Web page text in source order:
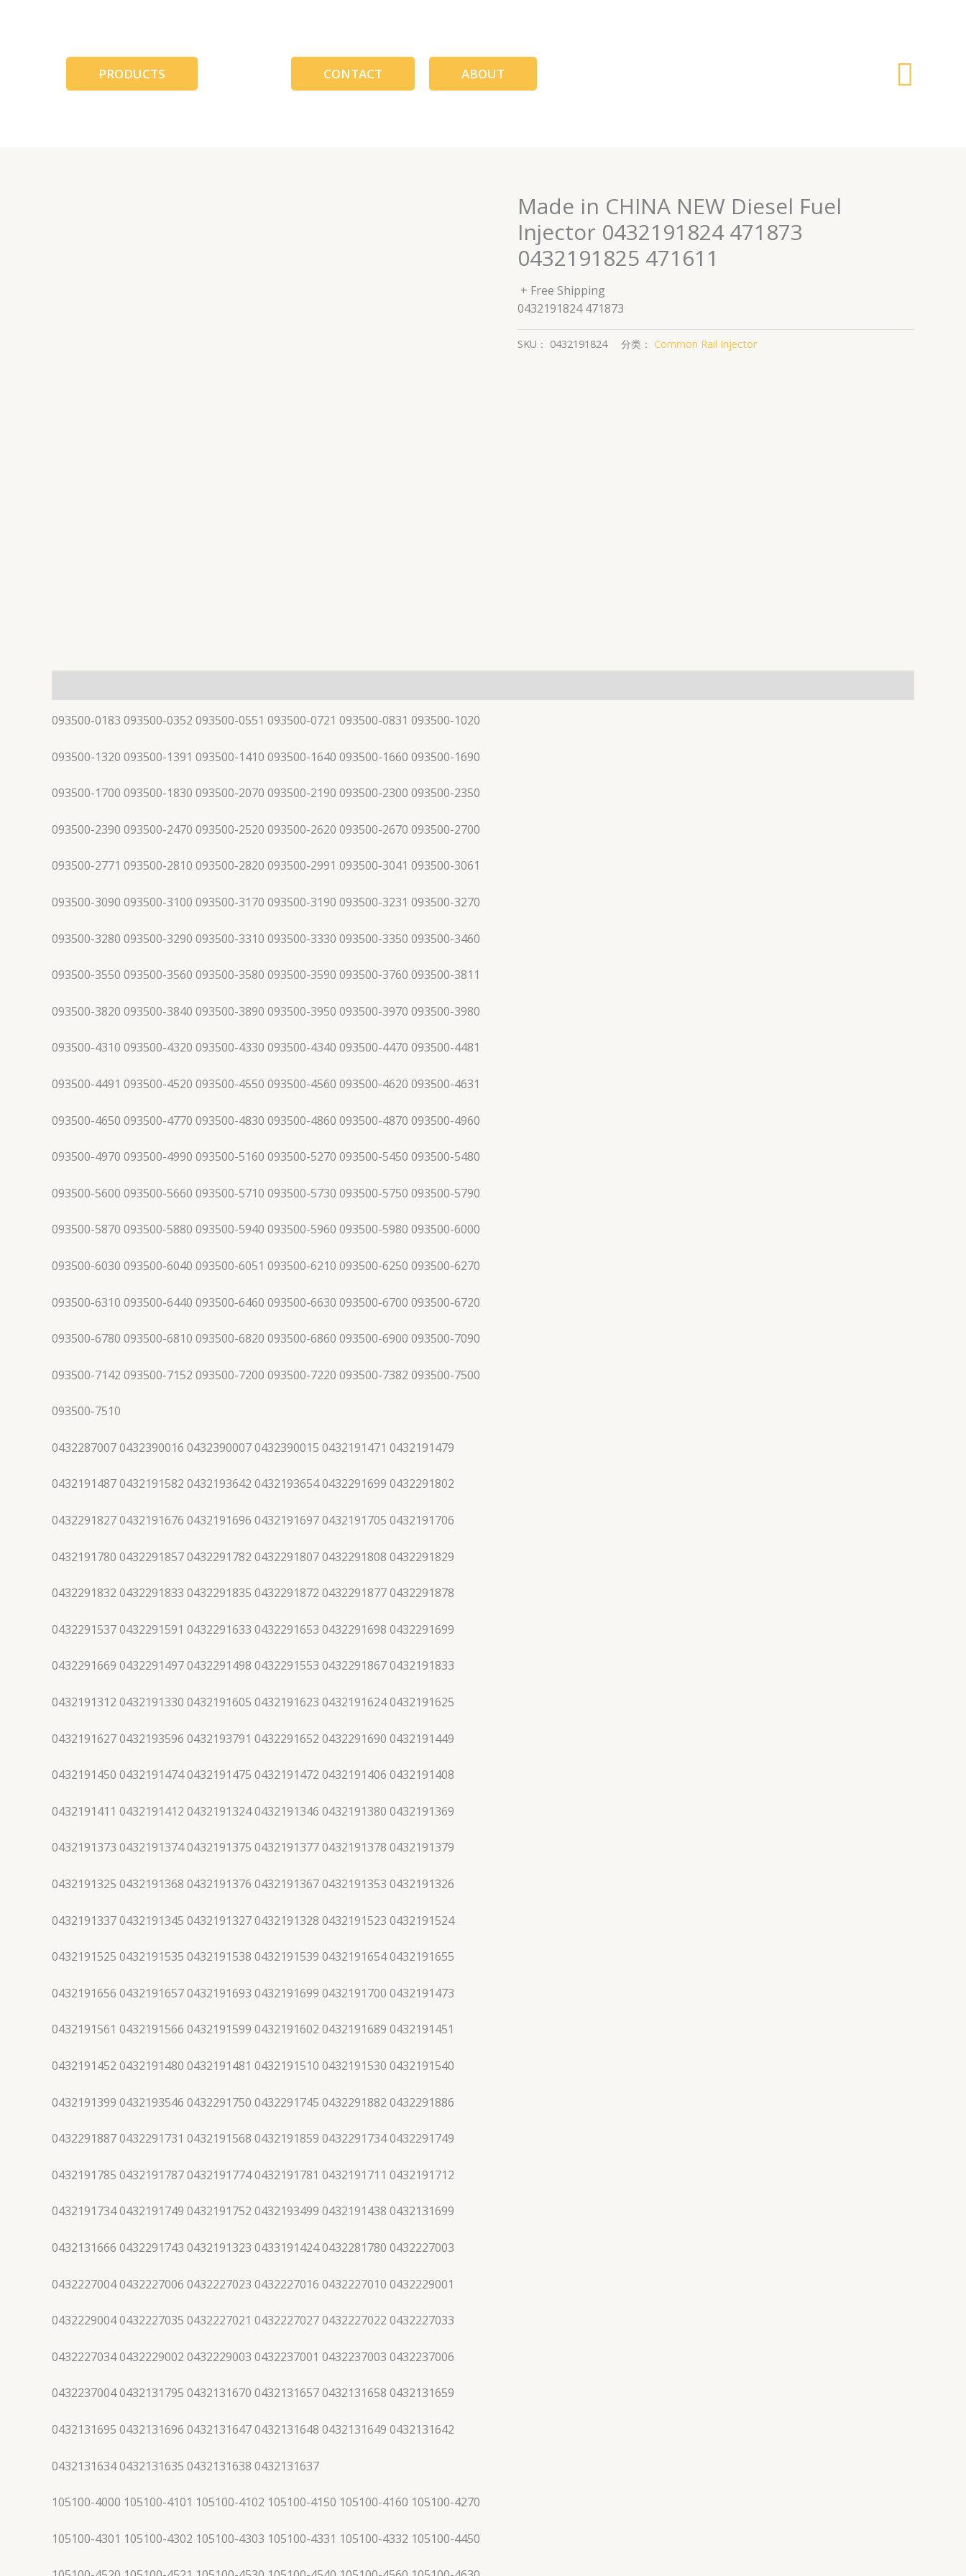
PRODUCTS CONTACT ABOUT
搜
Made in CHINA NEW Diesel Fuel
Injector 0432191824 471873
0432191825 471611
+ Free Shipping
0432191824 471873
SKU： 0432191824 分类： Common Rail Injector
093500-0183 093500-0352 093500-0551 093500-0721 093500-0831 093500-1020
093500-1320 093500-1391 093500-1410 093500-1640 093500-1660 093500-1690
093500-1700 093500-1830 093500-2070 093500-2190 093500-2300 093500-2350
093500-2390 093500-2470 093500-2520 093500-2620 093500-2670 093500-2700
093500-2771 093500-2810 093500-2820 093500-2991 093500-3041 093500-3061
093500-3090 093500-3100 093500-3170 093500-3190 093500-3231 093500-3270
093500-3280 093500-3290 093500-3310 093500-3330 093500-3350 093500-3460
093500-3550 093500-3560 093500-3580 093500-3590 093500-3760 093500-3811
093500-3820 093500-3840 093500-3890 093500-3950 093500-3970 093500-3980
093500-4310 093500-4320 093500-4330 093500-4340 093500-4470 093500-4481
093500-4491 093500-4520 093500-4550 093500-4560 093500-4620 093500-4631
093500-4650 093500-4770 093500-4830 093500-4860 093500-4870 093500-4960
093500-4970 093500-4990 093500-5160 093500-5270 093500-5450 093500-5480
093500-5600 093500-5660 093500-5710 093500-5730 093500-5750 093500-5790
093500-5870 093500-5880 093500-5940 093500-5960 093500-5980 093500-6000
093500-6030 093500-6040 093500-6051 093500-6210 093500-6250 093500-6270
093500-6310 093500-6440 093500-6460 093500-6630 093500-6700 093500-6720
093500-6780 093500-6810 093500-6820 093500-6860 093500-6900 093500-7090
093500-7142 093500-7152 093500-7200 093500-7220 093500-7382 093500-7500
093500-7510
0432287007 0432390016 0432390007 0432390015 0432191471 0432191479
0432191487 0432191582 0432193642 0432193654 0432291699 0432291802
0432291827 0432191676 0432191696 0432191697 0432191705 0432191706
0432191780 0432291857 0432291782 0432291807 0432291808 0432291829
0432291832 0432291833 0432291835 0432291872 0432291877 0432291878
0432291537 0432291591 0432291633 0432291653 0432291698 0432291699
0432291669 0432291497 0432291498 0432291553 0432291867 0432191833
0432191312 0432191330 0432191605 0432191623 0432191624 0432191625
0432191627 0432193596 0432193791 0432291652 0432291690 0432191449
0432191450 0432191474 0432191475 0432191472 0432191406 0432191408
0432191411 0432191412 0432191324 0432191346 0432191380 0432191369
0432191373 0432191374 0432191375 0432191377 0432191378 0432191379
0432191325 0432191368 0432191376 0432191367 0432191353 0432191326
0432191337 0432191345 0432191327 0432191328 0432191523 0432191524
0432191525 0432191535 0432191538 0432191539 0432191654 0432191655
0432191656 0432191657 0432191693 0432191699 0432191700 0432191473
0432191561 0432191566 0432191599 0432191602 0432191689 0432191451
0432191452 0432191480 0432191481 0432191510 0432191530 0432191540
0432191399 0432193546 0432291750 0432291745 0432291882 0432291886
0432291887 0432291731 0432191568 0432191859 0432291734 0432291749
0432191785 0432191787 0432191774 0432191781 0432191711 0432191712
0432191734 0432191749 0432191752 0432193499 0432191438 0432131699
0432131666 0432291743 0432191323 0433191424 0432281780 0432227003
0432227004 0432227006 0432227023 0432227016 0432227010 0432229001
0432229004 0432227035 0432227021 0432227027 0432227022 0432227033
0432227034 0432229002 0432229003 0432237001 0432237003 0432237006
0432237004 0432131795 0432131670 0432131657 0432131658 0432131659
0432131695 0432131696 0432131647 0432131648 0432131649 0432131642
0432131634 0432131635 0432131638 0432131637
105100-4000 105100-4101 105100-4102 105100-4150 105100-4160 105100-4270
105100-4301 105100-4302 105100-4303 105100-4331 105100-4332 105100-4450